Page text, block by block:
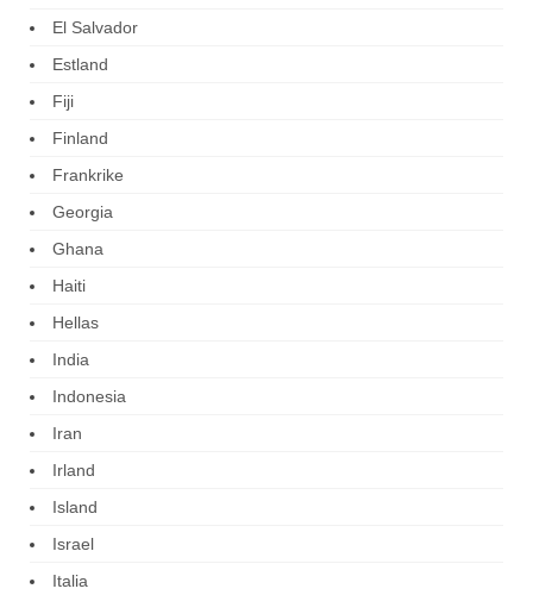
El Salvador
Estland
Fiji
Finland
Frankrike
Georgia
Ghana
Haiti
Hellas
India
Indonesia
Iran
Irland
Island
Israel
Italia